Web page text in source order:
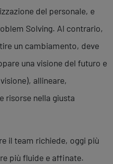
del personale, e
Solving. Al contrario,
un cambiamento, deve
una visione del futuro e
allineare,
risorse nella giusta
il team richiede, oggi più
più fluide e affinate.